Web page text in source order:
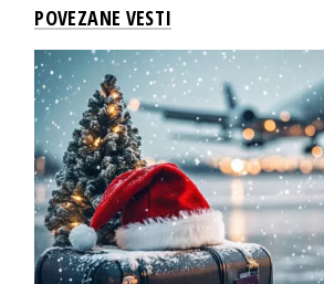
POVEZANE VESTI